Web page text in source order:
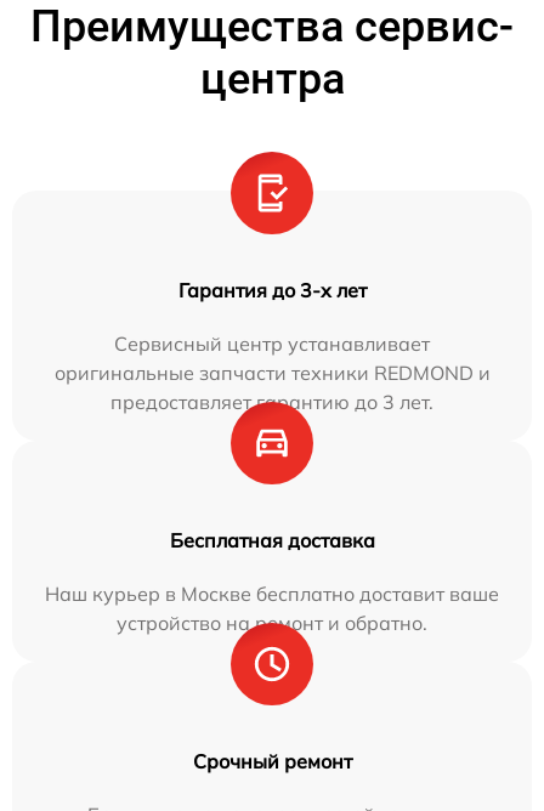
Преимущества сервис-
центра
Гарантия до 3-х лет
Сервисный центр устанавливает
оригинальные запчасти техники REDMOND и
предоставляет гарантию до 3 лет.
Бесплатная доставка
Наш курьер в Москве бесплатно доставит ваше
устройство на ремонт и обратно.
Срочный ремонт